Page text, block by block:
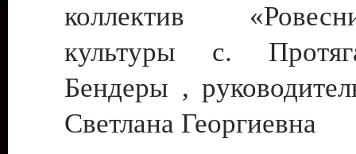
коллектив
культуры с.
Бендеры ,
Светлана Георгиевна